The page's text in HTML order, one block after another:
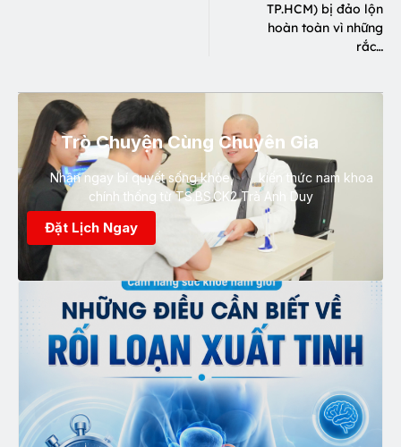
TP.HCM) bị đảo lộn
hoàn toàn vì những
rắc…
Trò Chuyện Cùng Chuyên Gia
Nhận ngay bí quyết sống khỏe, kiến thức nam khoa
chính thống từ TS.BS.CK2 Trà Anh Duy
Đặt Lịch Ngay